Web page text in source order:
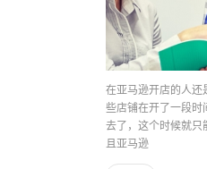
在亚马逊开店的人还
些店铺在开了一段时
去了，这个时候就只
且亚马逊